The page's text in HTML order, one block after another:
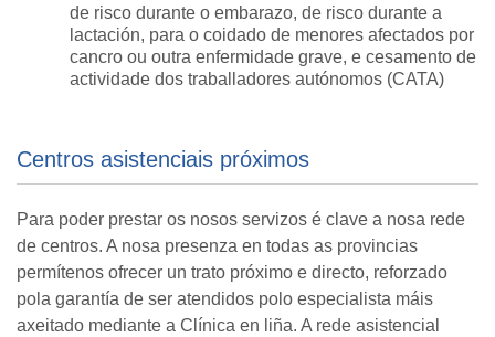
de risco durante o embarazo, de risco durante a
lactación, para o coidado de menores afectados por
cancro ou outra enfermidade grave, e cesamento de
actividade dos traballadores autónomos (CATA)
Centros asistenciais próximos
Para poder prestar os nosos servizos é clave a nosa rede
de centros. A nosa presenza en todas as provincias
permítenos ofrecer un trato próximo e directo, reforzado
pola garantía de ser atendidos polo especialista máis
axeitado mediante a Clínica en liña. A rede asistencial